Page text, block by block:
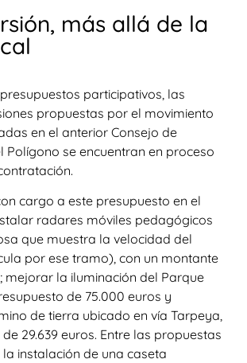
más allá de la
participativos, las
propuestas por el movimiento
en el anterior Consejo de
Polígono se encuentran en proceso
cargo a este presupuesto en el
radares móviles pedagógicos
que muestra la velocidad del
por ese tramo), con un montante
mejorar la iluminación del Parque
de 75.000 euros y
de tierra ubicado en vía Tarpeya,
29.639 euros. Entre las propuestas
instalación de una caseta